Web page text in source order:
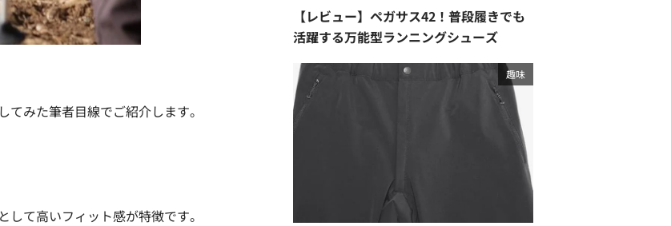
みた筆者目線でご紹介します。
て高いフィット感が特徴です。
【レビュー】ペガサス42！普段履きでも
活躍する万能型ランニングシューズ
趣味